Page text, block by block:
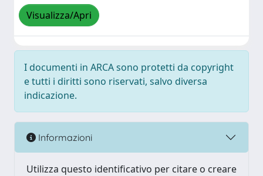
Visualizza/Apri
I documenti in ARCA sono protetti da copyright
e tutti i diritti sono riservati, salvo diversa
indicazione.
Informazioni
Utilizza questo identificativo per citare o creare